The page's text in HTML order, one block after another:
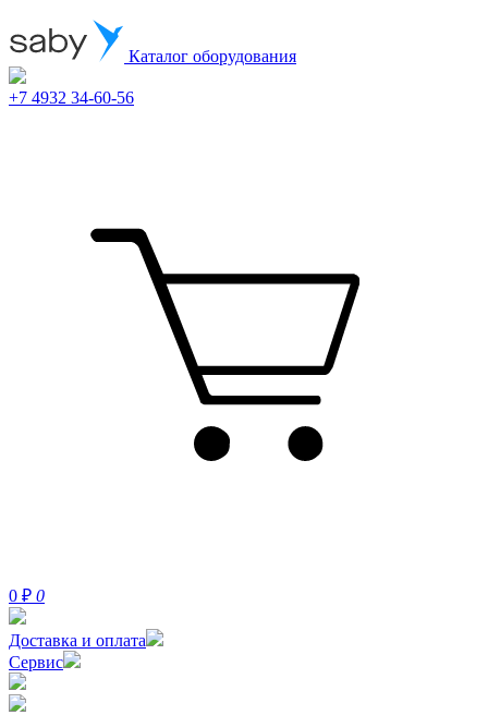
Каталог оборудования
+7 4932 34-60-56
0 ₽ 0
Доставка и оплата
Сервис